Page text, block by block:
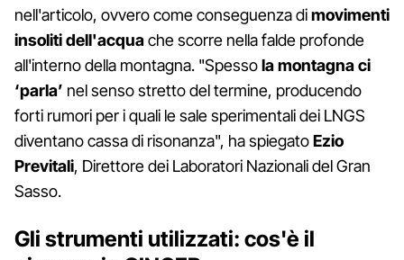
nell'articolo, ovvero come conseguenza dimovimenti
insoliti dell'acquache scorre nella falde profonde
all'interno della montagna. "Spessola montagna ci
‘parla’ nel senso stretto del termine, producendo
forti rumori per i quali le sale sperimentali dei LNGS
diventano cassa di risonanza", ha spiegatoEzio
Previtali, Direttore dei Laboratori Nazionali del Gran
Sasso.
Gli strumenti utilizzati: cos'è il